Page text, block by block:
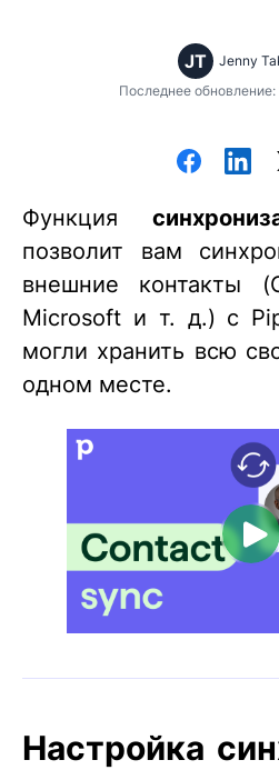
JT
Jenny
Последнее обновление:
Функция
позволит вам
внешние контакты
Microsoft и т. д.) с
могли хранить всю
одном месте.
Настройка